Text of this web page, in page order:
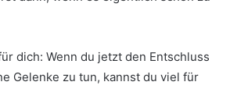
dich: Wenn du jetzt den Entschluss
Gelenke zu tun, kannst du viel für